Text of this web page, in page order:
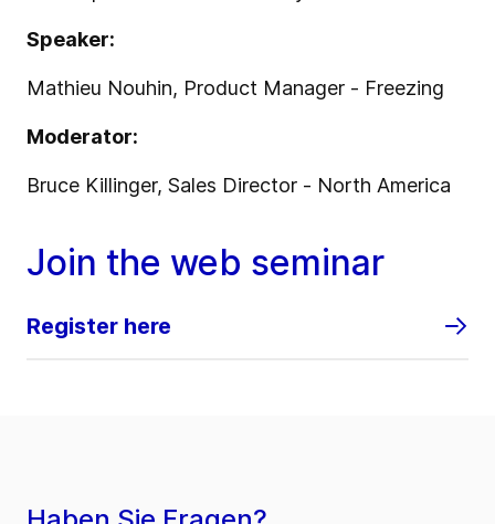
Speaker:
Mathieu Nouhin, Product Manager - Freezing
Moderator:
Bruce Killinger, Sales Director - North America
Join the web seminar
Register here